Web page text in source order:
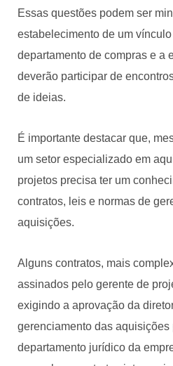
Essas questões podem ser
estabelecimento de um
departamento de compras e a
deverão participar de
de ideias.
É importante destacar que,
um setor especializado em
projetos precisa ter um
contratos, leis e normas de
aquisições.
Alguns contratos, mais
assinados pelo gerente de
exigindo a aprovação da
gerenciamento das
departamento jurídico da